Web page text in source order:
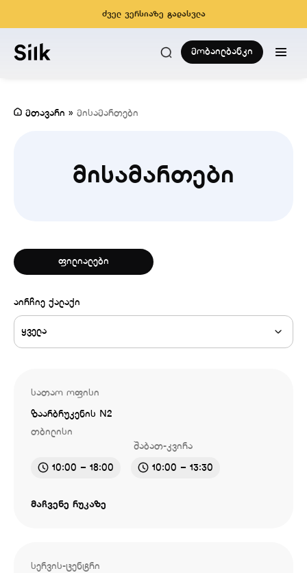
ძველ ვერსიაზე გადასვლა
მობაილბანკი
მთავარი » მისამართები
მისამართები
ფილიალები
აირჩიე ქალაქი
ყველა
სათაო ოფისი
ზაარბრუკენის N2
თბილისი
შაბათ-კვირა
10:00 – 18:00
10:00 – 13:30
მაჩვენე რუკაზე
სერვის-ცენტრი